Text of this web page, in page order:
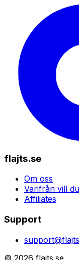
flajts.se
Om oss
Varifrån vill
Affiliates
Support
© 2026 flajts.se